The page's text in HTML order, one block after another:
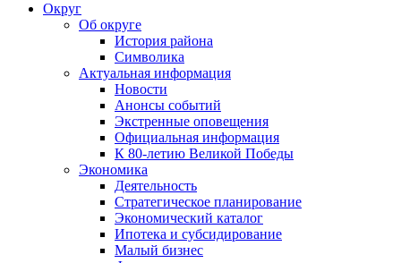
Округ
Об округе
История района
Символика
Актуальная информация
Новости
Анонсы событий
Экстренные оповещения
Официальная информация
К 80-летию Великой Победы
Экономика
Деятельность
Стратегическое планирование
Экономический каталог
Ипотека и субсидирование
Малый бизнес